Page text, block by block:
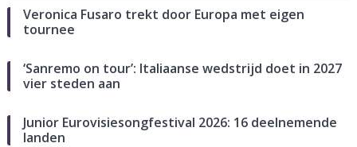
Veronica Fusaro trekt door Europa met eigen
tournee
‘Sanremo on tour’: Italiaanse wedstrijd doet in 2027
vier steden aan
Junior Eurovisiesongfestival 2026: 16 deelnemende
landen